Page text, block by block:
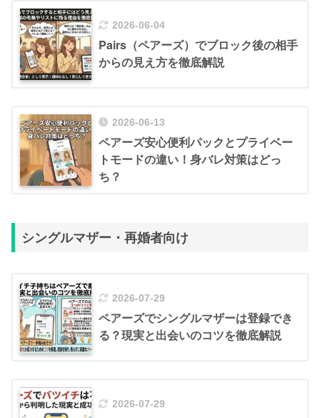
2026-06-04
Pairs（ペアーズ）でブロック後の相手
からの見え方を徹底解説
2026-06-13
ペアーズ安心便利パックとプライベー
トモードの違い！身バレ対策はどっ
ち？
シングルマザー・再婚者向け
2026-07-29
ペアーズでシングルマザーは登録でき
る？現実と出会いのコツを徹底解説
2026-07-29